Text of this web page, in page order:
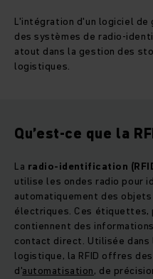
L'intégration d'un logiciel de
des systèmes de radio-
atout dans la gestion des
logistiques.
Qu’est-ce que la
La radio-identification
utilise les ondes radio pour
automatiquement des
électriques. Ces étiquettes,
contiennent des
contact direct. Utilisée
logistique, la RFID offres
d'automatisation, de